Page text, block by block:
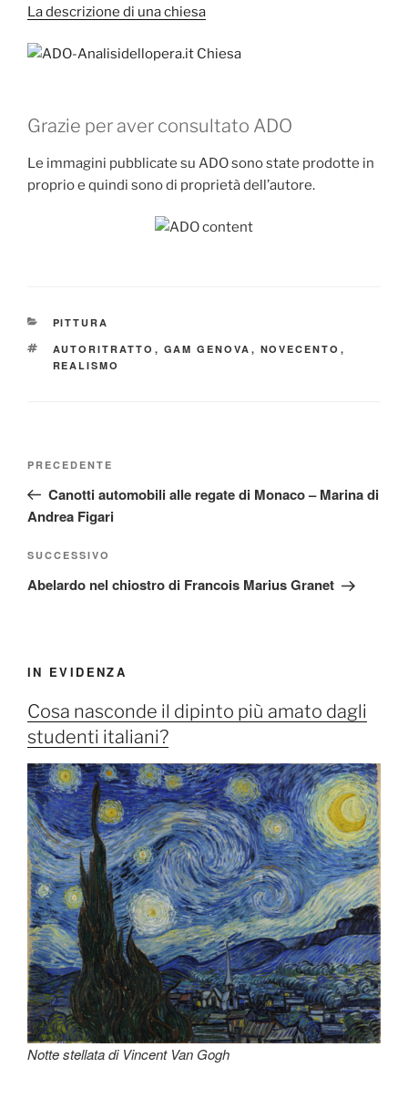
La descrizione di una chiesa
Grazie per aver consultato ADO
Le immagini pubblicate su ADO sono state prodotte in
proprio e quindi sono di proprietà dell’autore.
CATEGORIE
PITTURA
TAG
AUTORITRATTO , GAM GENOVA , NOVECENTO ,
REALISMO
Articolo
precedente:
PRECEDENTE
Canotti automobili alle regate di Monaco – Marina di
Andrea Figari
Articolo
successivo
SUCCESSIVO
Abelardo nel chiostro di Francois Marius Granet
IN EVIDENZA
Cosa nasconde il dipinto più amato dagli
studenti italiani?
Notte stellata di Vincent Van Gogh